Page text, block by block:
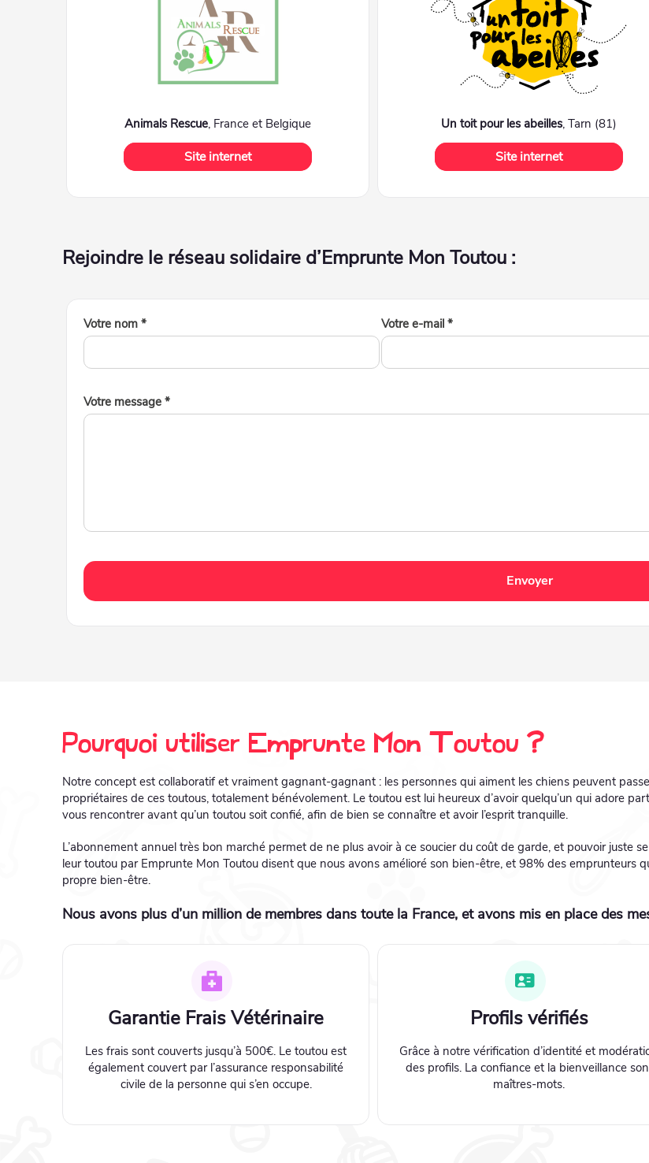
Animals Rescue, France et Belgique
Site internet
Un toit pour les abeilles, Tarn (81)
Site internet
Rejoindre le réseau solidaire d’Emprunte Mon Toutou :
Votre nom * Votre e-mail *
Votre message *
Pourquoi utiliser Emprunte Mon Toutou ?
Notre concept est collaboratif et vraiment gagnant-gagnant : les personnes qui aiment les chiens peuvent
propriétaires de ces toutous, totalement bénévolement. Le toutou est lui heureux d’avoir quelqu’un qui adore
vous rencontrer avant qu’un toutou soit confié, afin de bien se connaître et avoir l’esprit tranquille.
L’abonnement annuel très bon marché permet de ne plus avoir à ce soucier du coût de garde, et pouvoir juste
leur toutou par Emprunte Mon Toutou disent que nous avons amélioré son bien-être, et 98% des emprunteurs
propre bien-être.
Nous avons plus d’un million de membres dans toute la France, et avons mis en place des
Garantie Frais Vétérinaire
Les frais sont couverts jusqu’à 500€. Le toutou est
également couvert par l’assurance responsabilité
civile de la personne qui s’en occupe.
Profils vérifiés
Grâce à notre vérification d’identité et
des profils. La confiance et la bienveillance
maîtres-mots.